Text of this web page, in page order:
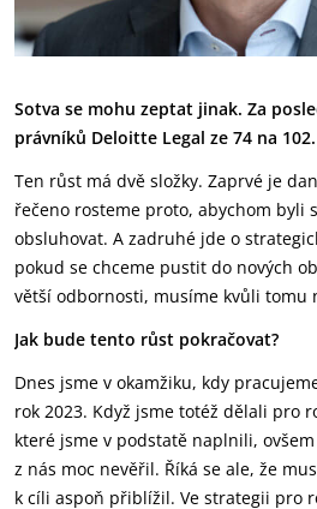
Sotva se mohu zeptat jinak. Za
právníků Deloitte Legal ze 74 na
Ten růst má dvě složky. Zaprvé je
řečeno rosteme proto, abychom byli
obsluhovat. A zadruhé jde o
pokud se chceme pustit do nových
větší odbornosti, musíme kvůli tomu
Jak bude tento růst pokračovat?
Dnes jsme v okamžiku, kdy
rok 2023. Když jsme totéž dělali pro
které jsme v podstatě naplnili,
z nás moc nevěřil. Říká se ale, že
k cíli aspoň přiblížil. Ve strategii pro